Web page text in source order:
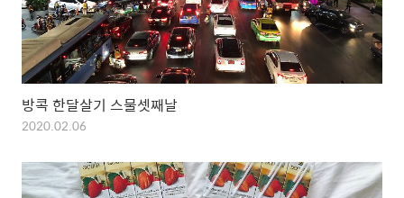
방콕 한달살기 스물셋째날
2020.02.06